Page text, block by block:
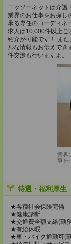
ニッソーネットは介護
業界のお仕事をお探し
承る専任のコーディネ
求人は10,000件以上ご
紹介が可能です！ ま
ルな情報もお伝えでき
件交渉も行いますよ。
業界
事を
待遇・福利厚生
★各種社会保険完備
★健康診断
★交通費全額支給(勤
★有給休暇
★車・バイク通勤可(